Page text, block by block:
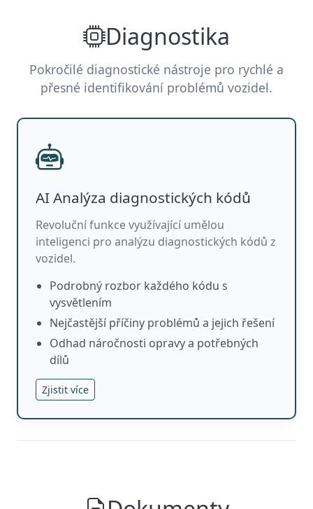
Diagnostika
Pokročilé diagnostické nástroje pro rychlé a
přesné identifikování problémů vozidel.
AI Analýza diagnostických kódů
Revoluční funkce využívající umělou
inteligenci pro analýzu diagnostických kódů z
vozidel.
Podrobný rozbor každého kódu s
vysvětlením
Nejčastější příčiny problémů a jejich řešení
Odhad náročnosti opravy a potřebných
dílů
Zjistit více